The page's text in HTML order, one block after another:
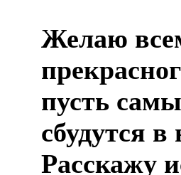
Желаю
пусть
сбудутся
Расскажу